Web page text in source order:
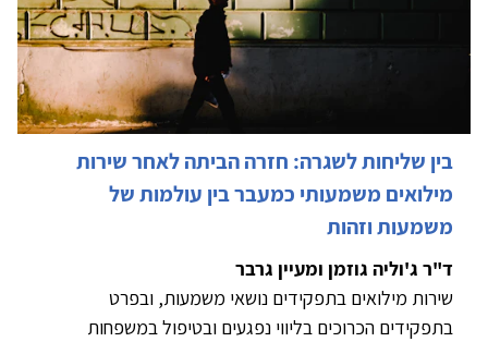
בין שליחות לשגרה: חזרה הביתה לאחר שירות
מילואים משמעותי כמעבר בין עולמות של
משמעות וזהות
ד"ר ג'וליה גוזמן ומעיין גרבר
שירות מילואים בתפקידים נושאי משמעות, ובפרט
בתפקידים הכרוכים בליווי נפגעים ובטיפול במשפחות